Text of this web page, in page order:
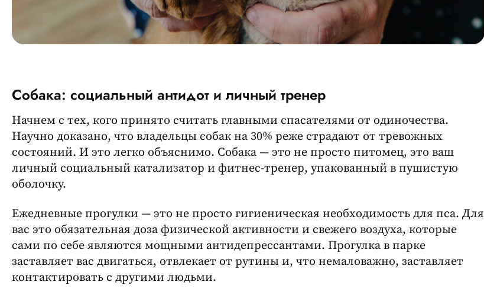
Собака: социальный антидот и личный тренер
Начнем с тех, кого принято считать главными спасателями от одиночества.
Научно доказано, что владельцы собак на 30% реже страдают от тревожных
состояний. И это легко объяснимо. Собака — это не просто питомец, это ваш
личный социальный катализатор и фитнес-тренер, упакованный в пушистую
оболочку.
Ежедневные прогулки — это не просто гигиеническая необходимость для пса. Для
вас это обязательная доза физической активности и свежего воздуха, которые
сами по себе являются мощными антидепрессантами. Прогулка в парке
заставляет вас двигаться, отвлекает от рутины и, что немаловажно, заставляет
контактировать с другими людьми.